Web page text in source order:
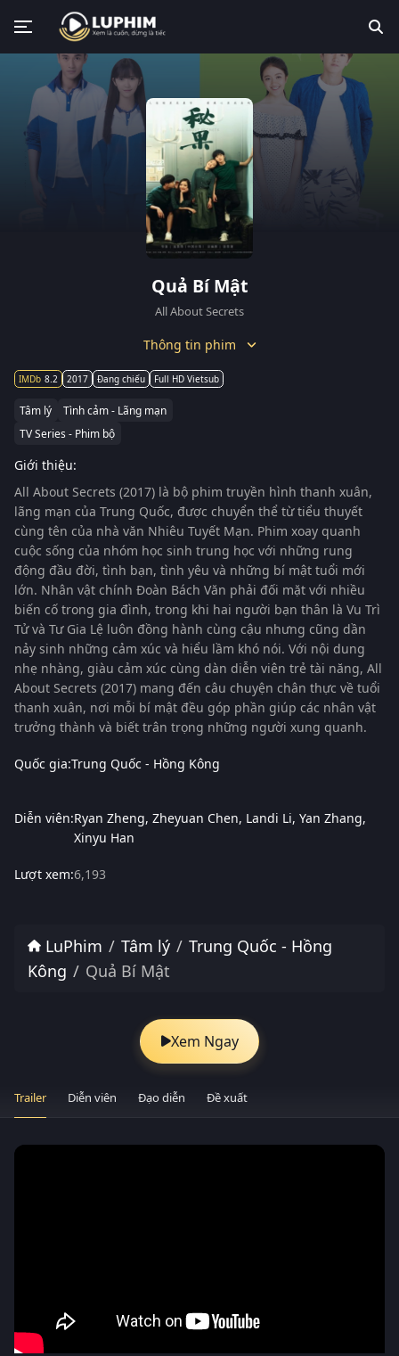
Quả Bí Mật
All About Secrets
Thông tin phim
8.2 2017 Đang chiếu Full HD Vietsub
Tâm lý
Tình cảm - Lãng mạn
TV Series - Phim bộ
Giới thiệu:
All About Secrets (2017) là bộ phim truyền hình thanh xuân,
lãng mạn của Trung Quốc, được chuyển thể từ tiểu thuyết
cùng tên của nhà văn Nhiêu Tuyết Mạn. Phim xoay quanh
cuộc sống của nhóm học sinh trung học với những rung
động đầu đời, tình bạn, tình yêu và những bí mật tuổi mới
lớn. Nhân vật chính Đoàn Bách Văn phải đối mặt với nhiều
biến cố trong gia đình, trong khi hai người bạn thân là Vu Trì
Tử và Tư Gia Lệ luôn đồng hành cùng cậu nhưng cũng dần
nảy sinh những cảm xúc và hiểu lầm khó nói. Với nội dung
nhẹ nhàng, giàu cảm xúc cùng dàn diễn viên trẻ tài năng, All
About Secrets (2017) mang đến câu chuyện chân thực về tuổi
thanh xuân, nơi mỗi bí mật đều góp phần giúp các nhân vật
trưởng thành và biết trân trọng những người xung quanh.
Quốc gia:Trung Quốc - Hồng Kông
Diễn viên:Ryan Zheng Zheyuan Chen Landi Li Yan Zhang
Xinyu Han
Lượt xem:6,193
LuPhim Tâm lý
Trung Quốc - Hồng
Kông
Quả Bí Mật
Xem Ngay
Trailer Diễn viên Đạo diễn Đề xuất